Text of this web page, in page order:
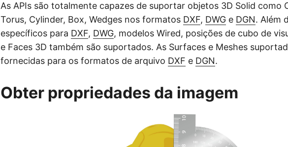
As APIs são totalmente capazes de suportar objetos 3D Solid como
Torus, Cylinder, Box, Wedges nos formatos DXF, DWG e DGN. Além
específicos para DXF, DWG, modelos Wired, posições de cubo de
e Faces 3D também são suportados. As Surfaces e Meshes
fornecidas para os formatos de arquivo DXF e DGN.
Obter propriedades da imagem